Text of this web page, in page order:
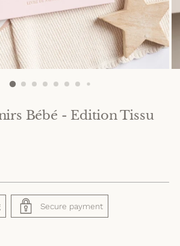
Bébé - Edition Tissu
Secure payment